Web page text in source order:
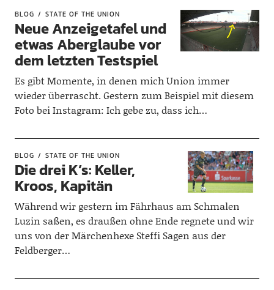
BLOG STATE OF THE UNION
Neue Anzeigetafel und
etwas Aberglaube vor
dem letzten Testspiel
Es gibt Momente, in denen mich Union immer
wieder überrascht. Gestern zum Beispiel mit diesem
Foto bei Instagram: Ich gebe zu, dass ich…
BLOG STATE OF THE UNION
Die drei K’s: Keller,
Kroos, Kapitän
Während wir gestern im Fährhaus am Schmalen
Luzin saßen, es draußen ohne Ende regnete und wir
uns von der Märchenhexe Steffi Sagen aus der
Feldberger…